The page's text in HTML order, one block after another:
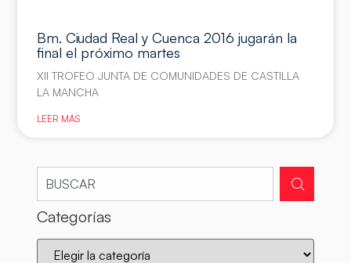
Bm. Ciudad Real y Cuenca 2016 jugarán la
final el próximo martes
XII TROFEO JUNTA DE COMUNIDADES DE CASTILLA
LA MANCHA
LEER MÁS
Categorías